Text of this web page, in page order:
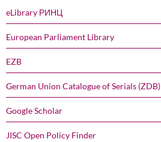
eLibrary РИНЦ
European Parliament Library
EZB
German Union Catalogue of Serials (ZDB)
Google Scholar
JISC Open Policy Finder